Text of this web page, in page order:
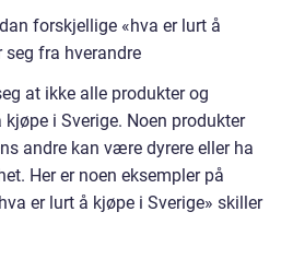
forskjellige «hva er lurt å
seg fra hverandre
at ikke alle produkter og
i Sverige. Noen produkter
andre kan være dyrere eller ha
Her er noen eksempler på
er lurt å kjøpe i Sverige» skiller